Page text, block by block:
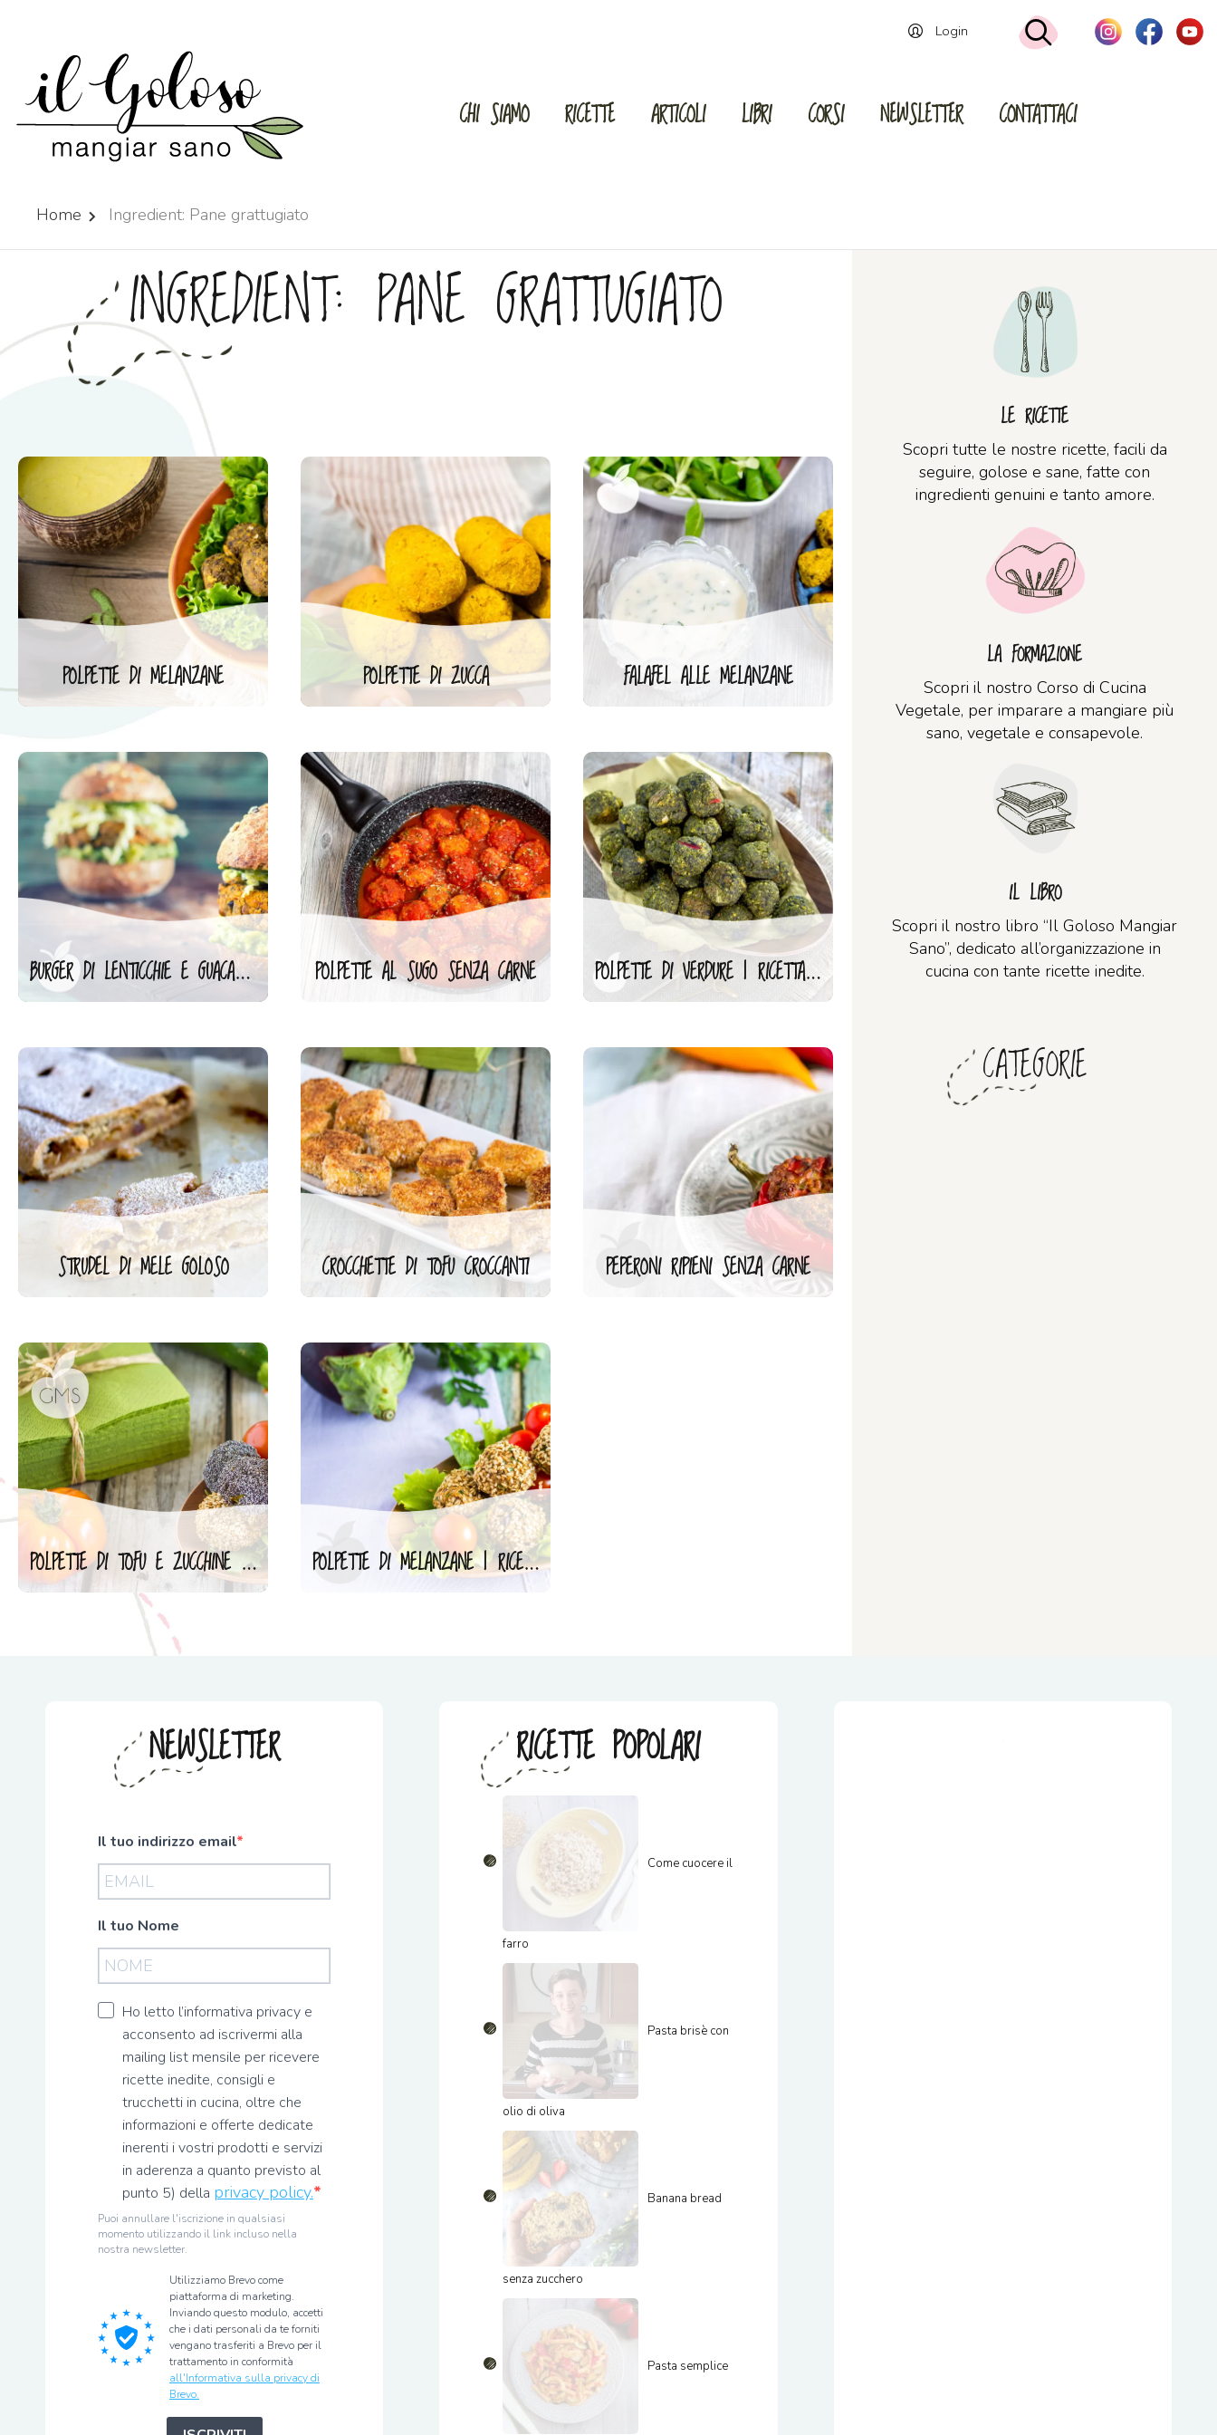
Login
CHI SIAMO RICETTE ARTICOLI LIBRI CORSI NEWSLETTER CONTATTACI
Home Ingredient: Pane grattugiato
INGREDIENT: PANE GRATTUGIATO
POLPETTE DI MELANZANE POLPETTE DI ZUCCA FALAFEL ALLE MELANZANE
BURGER DI LENTICCHIE E GUACAMOLE POLPETTE AL SUGO SENZA CARNE POLPETTE DI VERDURE | RICETTA VEGETARIANA
STRUDEL DI MELE GOLOSO CROCCHETTE DI TOFU CROCCANTI PEPERONI RIPIENI SENZA CARNE
POLPETTE DI TOFU E ZUCCHINE | RICETTA VEGAN POLPETTE DI MELANZANE | RICETTA VEGAN
LE RICETTE
Scopri tutte le nostre ricette, facili da
seguire, golose e sane, fatte con
ingredienti genuini e tanto amore.
LA FORMAZIONE
Scopri il nostro Corso di Cucina
Vegetale, per imparare a mangiare più
sano, vegetale e consapevole.
IL LIBRO
Scopri il nostro libro “Il Goloso Mangiar
Sano”, dedicato all’organizzazione in
cucina con tante ricette inedite.
CATEGORIE
NEWSLETTER
Il tuo indirizzo email
Il tuo Nome
Ho letto l’informativa privacy e
acconsento ad iscrivermi alla
mailing list mensile per ricevere
ricette inedite, consigli e
trucchetti in cucina, oltre che
informazioni e offerte dedicate
inerenti i vostri prodotti e servizi
in aderenza a quanto previsto al
punto 5) della privacy policy.
Puoi annullare l'iscrizione in qualsiasi
momento utilizzando il link incluso nella
nostra newsletter.
Utilizziamo Brevo come
piattaforma di marketing.
Inviando questo modulo, accetti
che i dati personali da te forniti
vengano trasferiti a Brevo per il
trattamento in conformità
all'Informativa sulla privacy di
Brevo.
RICETTE POPOLARI
Come cuocere il
farro
Pasta brisè con
olio di oliva
Banana bread
senza zucchero
Pasta semplice